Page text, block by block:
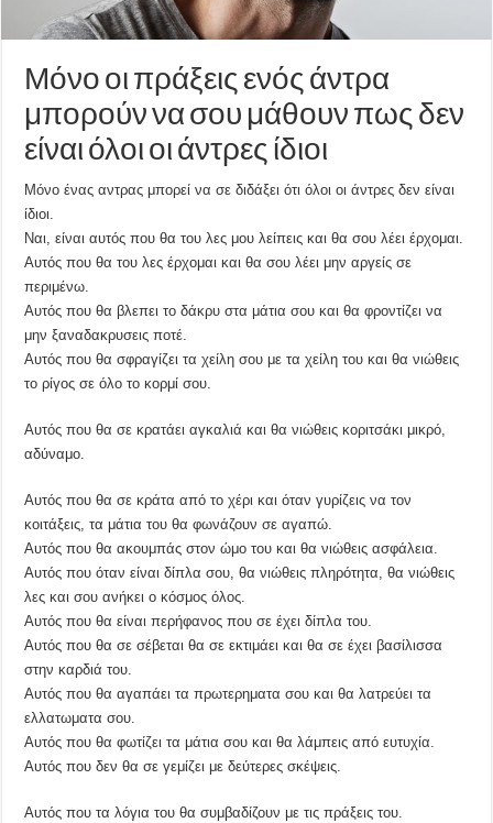
Μόνο οι πράξεις ενός άντρα
μπορούν να σου μάθουν πως δεν
είναι όλοι οι άντρες ίδιοι
Μόνο ένας αντρας μπορεί να σε διδάξει ότι όλοι οι άντρες δεν είναι
ίδιοι.
Ναι, είναι αυτός που θα του λες μου λείπεις και θα σου λέει έρχομαι.
Αυτός που θα του λες έρχομαι και θα σου λέει μην αργείς σε
περιμένω.
Αυτός που θα βλεπει το δάκρυ στα μάτια σου και θα φροντίζει να
μην ξαναδακρυσεις ποτέ.
Αυτός που θα σφραγίζει τα χείλη σου με τα χείλη του και θα νιώθεις
το ρίγος σε όλο το κορμί σου.
Αυτός που θα σε κρατάει αγκαλιά και θα νιώθεις κοριτσάκι μικρό,
αδύναμο.
Αυτός που θα σε κράτα από το χέρι και όταν γυρίζεις να τον
κοιτάξεις, τα μάτια του θα φωνάζουν σε αγαπώ.
Αυτός που θα ακουμπάς στον ώμο του και θα νιώθεις ασφάλεια.
Αυτός που όταν είναι δίπλα σου, θα νιώθεις πληρότητα, θα νιώθεις
λες και σου ανήκει ο κόσμος όλος.
Αυτός που θα είναι περήφανος που σε έχει δίπλα του.
Αυτός που θα σε σέβεται θα σε εκτιμάει και θα σε έχει βασίλισσα
στην καρδιά του.
Αυτός που θα αγαπάει τα πρωτερηματα σου και θα λατρεύει τα
ελλατωματα σου.
Αυτός που θα φωτίζει τα μάτια σου και θα λάμπεις από ευτυχία.
Αυτός που δεν θα σε γεμίζει με δεύτερες σκέψεις.
Αυτός που τα λόγια του θα συμβαδίζουν με τις πράξεις του.